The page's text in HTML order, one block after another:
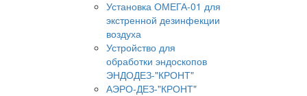
Установка ОМЕГА-01 для
экстренной дезинфекции
воздуха
Устройство для
обработки эндоскопов
ЭНДОДЕЗ-"КРОНТ"
АЭРО-ДЕЗ-"КРОНТ"